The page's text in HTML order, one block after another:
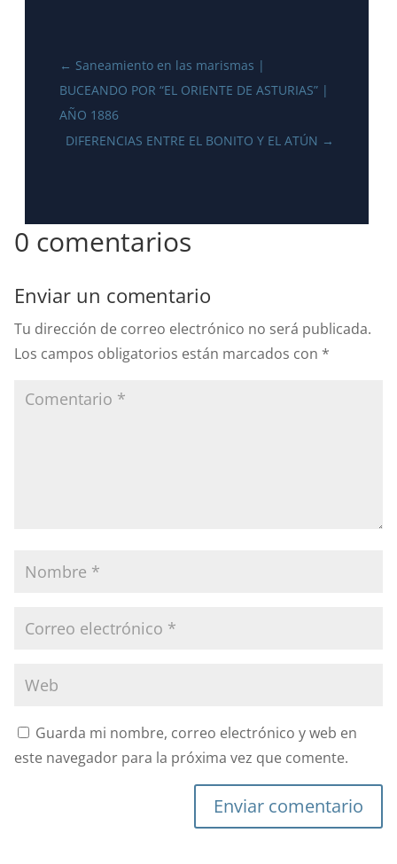
← Saneamiento en las marismas |
BUCEANDO POR “EL ORIENTE DE ASTURIAS” |
AÑO 1886
DIFERENCIAS ENTRE EL BONITO Y EL ATÚN →
0 comentarios
Enviar un comentario
Tu dirección de correo electrónico no será publicada.
Los campos obligatorios están marcados con *
Guarda mi nombre, correo electrónico y web en
este navegador para la próxima vez que comente.
Enviar comentario